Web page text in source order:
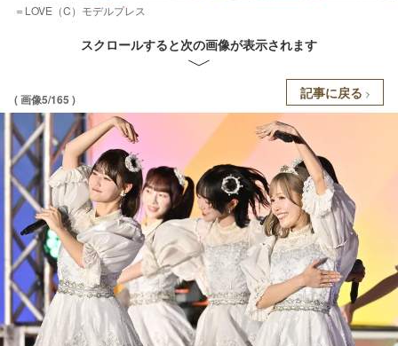
＝LOVE（C）モデルプレス
スクロールすると次の画像が表示されます
( 画像5/165 ) 記事に戻る